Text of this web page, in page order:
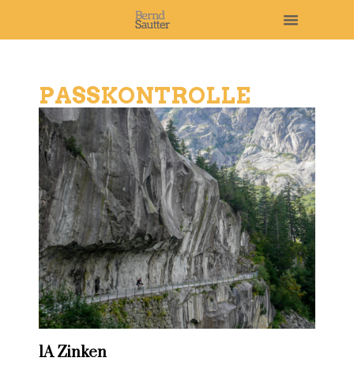
PASSKONTROLLE
1A Zinken